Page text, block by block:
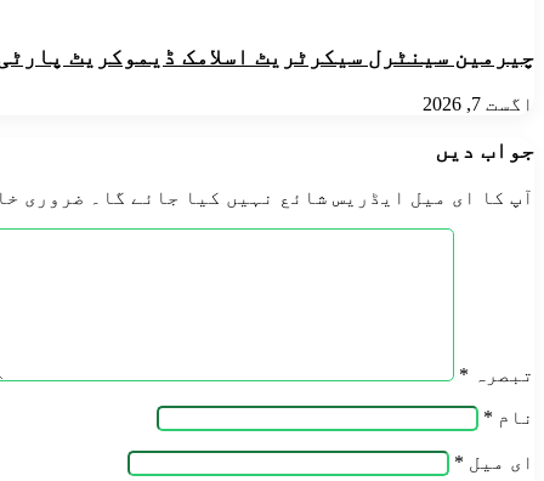
چیرمین سینٹرل سیکرٹریٹ اسلامک ڈیموکریٹ
اگست 7, 2026
جواب دیں
آپ کا ای میل ایڈریس شائع نہیں کیا جائے گا۔ ضروری
تبصرہ *
نام *
ای میل *